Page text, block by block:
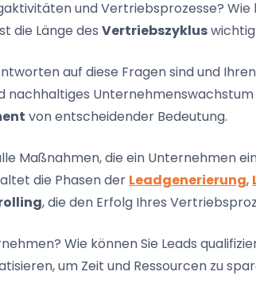
und Vertriebsprozesse? Wie
die Länge des Vertriebszyklus
auf diese Fragen sind und
nachhaltiges
von entscheidender Bedeutung.
Maßnahmen, die ein Unternehmen
die Phasen der Leadgenerierung,
, die den Erfolg Ihres
Wie können Sie Leads
um Zeit und Ressourcen zu